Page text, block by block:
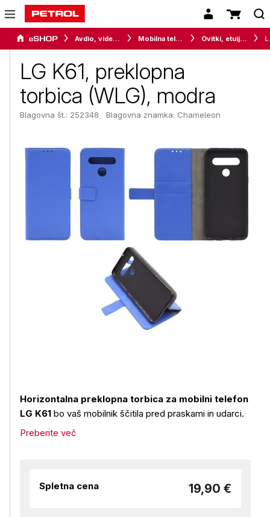
Avdio, video in telefonija Mobilna telefonija Ovitki, etuiji, torbice in držala
LG K61, preklopna
torbica (WLG), modra
Blagovna št.: 252348 Blagovna znamka: Chameleon
Horizontalna preklopna torbica za mobilni telefon
LG K61 bo vaš mobilnik ščitila pred praskami in udarci.
Preberite več
Spletna cena 19,90 €